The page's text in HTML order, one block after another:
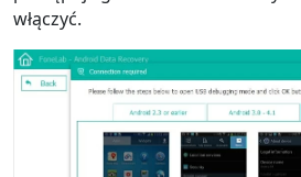
włączyć.